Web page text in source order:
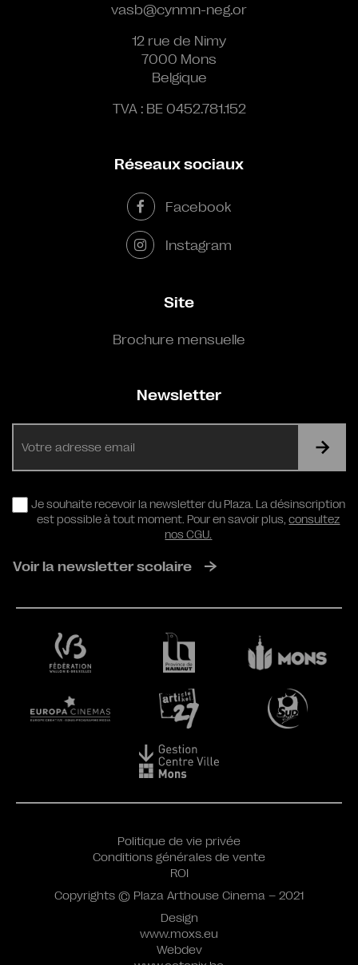
vasb@cynmn-neg.or
12 rue de Nimy
7000 Mons
Belgique
TVA : BE 0452.781.152
Réseaux sociaux
Facebook
Instagram
Site
Brochure mensuelle
Newsletter
RGPD
Je souhaite recevoir la newsletter du Plaza. La désinscription
est possible à tout moment. Pour en savoir plus,consultez
nos CGU.
Voir la newsletter scolaire
Design
www.moxs.eu
Webdev
Politique de vie privée
Conditions générales de vente
ROI
Copyrights © Plaza Arthouse Cinema – 2021